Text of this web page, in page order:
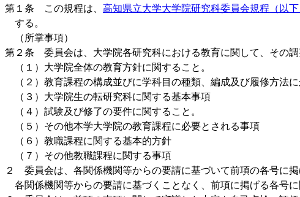
第１条 この規程は、 高知県立大学大学院研究科委員会規程（以
する。
（所掌事項）
第２条 委員会は、大学院各研究科における教育に関して、その
（１）大学院全体の教育方針に関すること。
（２）教育課程の構成並びに学科目の種類、編成及び履修方法
（３）大学院生の転研究科に関する基本事項
（４）試験及び修了の要件に関すること。
（５）その他本学大学院の教育課程に必要とされる事項
（６）教職課程に関する基本的方針
（７）その他教職課程に関する事項
２ 委員会は、各関係機関等からの要請に基づいて前項の各号に
各関係機関等からの要請に基づくことなく、前項に掲げる各号